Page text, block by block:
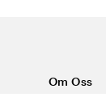
Om Oss